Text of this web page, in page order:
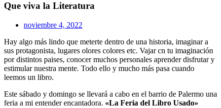
Que viva la Literatura
noviembre 4, 2022
Hay algo más lindo que meterte dentro de una historia, imaginar a
sus protagonista, lugares olores colores etc. Vajar cn tu imaginación
por distintos paises, conocer muchos personales aprender disfrutar y
estimular nuestra mente. Todo ello y mucho más pasa cuando
leemos un libro.
Este sábado y domingo se llevará a cabo en el barrio de Palermo una
feria a mi entender encantadora. «La Feria del Libro Usado»